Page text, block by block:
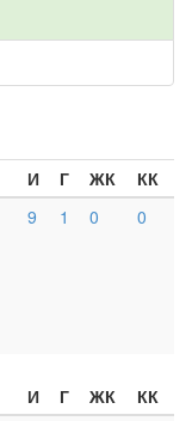
И Г ЖК
КК
9 1 0 0
И Г ЖК
КК